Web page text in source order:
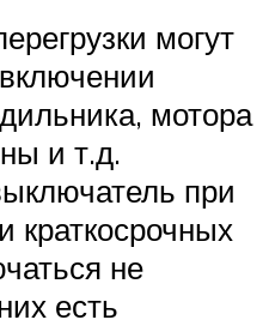
могут
мотора
и т.д.
при
краткосрочных
не
есть